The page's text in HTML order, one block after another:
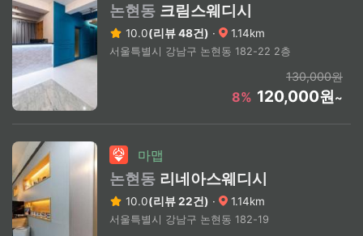
논현동 크림스웨디시
10.0(리뷰 48건) · 1.14km
서울특별시 강남구 논현동 182-22 2층
130,000원
8% 120,000원~
마맵
논현동 리네아스웨디시
10.0(리뷰 22건) · 1.14km
서울특별시 강남구 논현동 182-19